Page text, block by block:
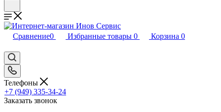
Сравнение0 Избранные товары 0 Корзина 0
Телефоны
+7 (949) 335-34-24
Заказать звонок